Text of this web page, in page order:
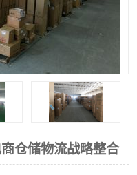
仓储物流战略整合